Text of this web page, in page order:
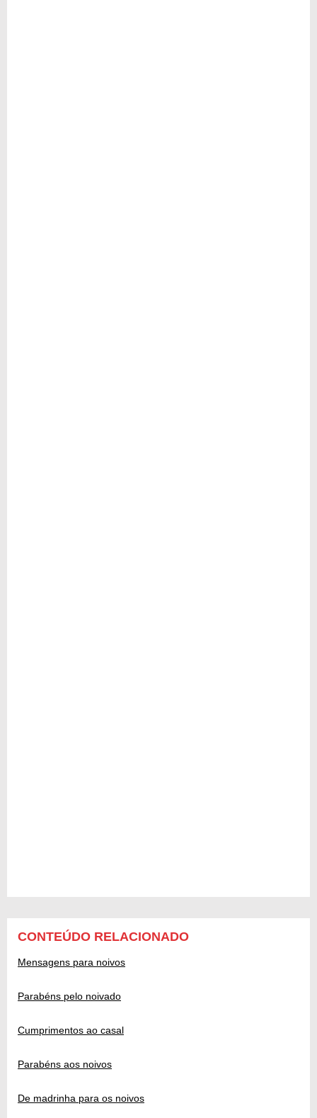
CONTEÚDO RELACIONADO
Mensagens para noivos
Parabéns pelo noivado
Cumprimentos ao casal
Parabéns aos noivos
De madrinha para os noivos